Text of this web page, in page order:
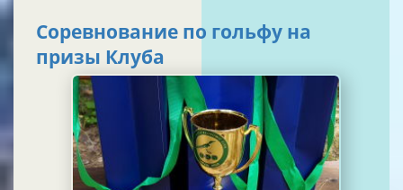
Соревнование по гольфу на
призы Клуба